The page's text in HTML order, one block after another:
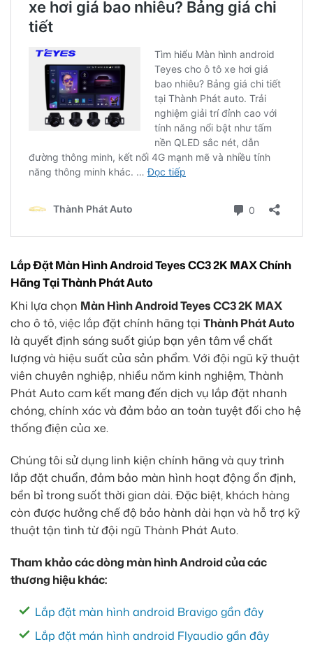
Lắp Đặt Màn Hình Android Teyes CC3 2K MAX Chính
Hãng Tại Thành Phát Auto
Khi lựa chọn Màn Hình Android Teyes CC3 2K MAX
cho ô tô, việc lắp đặt chính hãng tại Thành Phát Auto
là quyết định sáng suốt giúp bạn yên tâm về chất
lượng và hiệu suất của sản phẩm. Với đội ngũ kỹ thuật
viên chuyên nghiệp, nhiều năm kinh nghiệm, Thành
Phát Auto cam kết mang đến dịch vụ lắp đặt nhanh
chóng, chính xác và đảm bảo an toàn tuyệt đối cho hệ
thống điện của xe.
Chúng tôi sử dụng linh kiện chính hãng và quy trình
lắp đặt chuẩn, đảm bảo màn hình hoạt động ổn định,
bền bỉ trong suốt thời gian dài. Đặc biệt, khách hàng
còn được hưởng chế độ bảo hành dài hạn và hỗ trợ kỹ
thuật tận tình từ đội ngũ Thành Phát Auto.
Tham khảo các dòng màn hình Android của các
thương hiệu khác:
Lắp đặt màn hình android Bravigo gần đây
Lắp đặt mán hình android Flyaudio gần đây